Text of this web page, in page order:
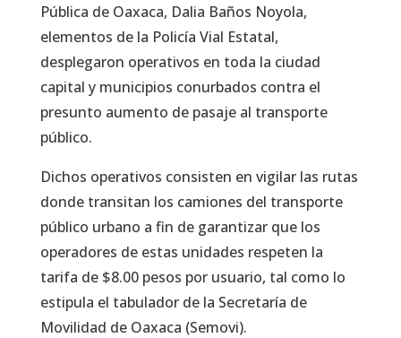
Pública de Oaxaca, Dalia Baños Noyola,
elementos de la Policía Vial Estatal,
desplegaron operativos en toda la ciudad
capital y municipios conurbados contra el
presunto aumento de pasaje al transporte
público.
Dichos operativos consisten en vigilar las rutas
donde transitan los camiones del transporte
público urbano a fin de garantizar que los
operadores de estas unidades respeten la
tarifa de $8.00 pesos por usuario, tal como lo
estipula el tabulador de la Secretaría de
Movilidad de Oaxaca (Semovi).